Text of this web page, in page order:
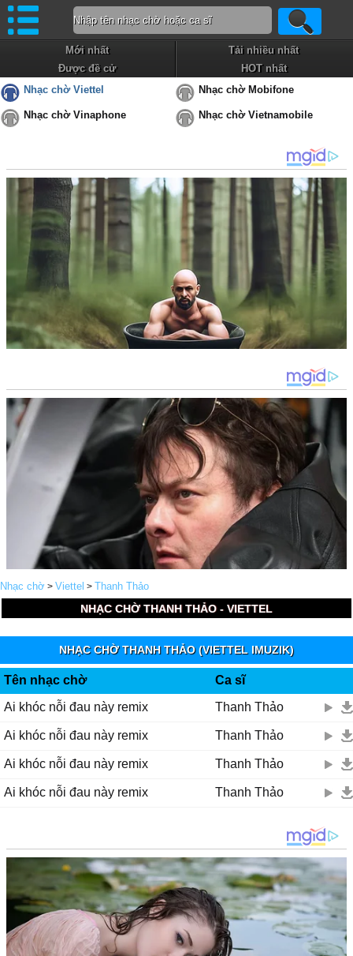
Mới nhất
Tải nhiều nhất
Được đề cử
HOT nhất
Nhạc chờ Viettel
Nhạc chờ Mobifone
Nhạc chờ Vinaphone Nhạc chờ Vietnamobile
Nhạc chờ > Viettel > Thanh Thảo
NHẠC CHỜ THANH THẢO - VIETTEL
NHẠC CHỜ THANH THẢO (VIETTEL IMUZIK)
Tên nhạc chờ
Ca sĩ
Ai khóc nỗi đau này remix
Thanh Thảo
Ai khóc nỗi đau này remix Thanh Thảo
Ai khóc nỗi đau này remix Thanh Thảo
Ai khóc nỗi đau này remix Thanh Thảo